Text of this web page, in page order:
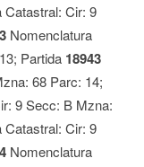
Catastral: Cir: 9
Nomenclatura
Partida 18943
68 Parc: 14;
9 Secc: B Mzna:
Catastral: Cir: 9
Nomenclatura